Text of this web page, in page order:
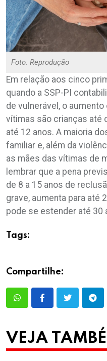
Foto: Reprodução
Em relação aos cinco
quando a SSP-PI
de vulnerável, o
vítimas são crianças até
até 12 anos. A maioria
familiar e, além da
as mães das vítimas de
lembrar que a pena
de 8 a 15 anos de
grave, aumenta para até
pode se estender até 30
Tags:
Compartilhe:
VEJA